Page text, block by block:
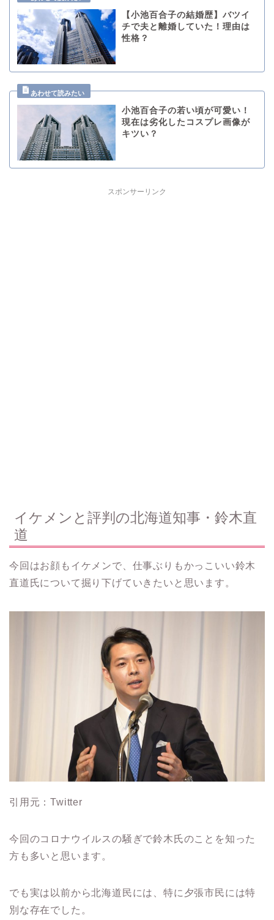
【小池百合子の結婚歴】バツイ
チで夫と離婚していた！理由は
性格？
小池百合子の若い頃が可愛い！
現在は劣化したコスプレ画像が
キツい？
スポンサーリンク
イケメンと評判の北海道知事・鈴木直
道
今回はお顔もイケメンで、仕事ぶりもかっこいい鈴木
直道氏について掘り下げていきたいと思います。
引用元：Twitter
今回のコロナウイルスの騒ぎで鈴木氏のことを知った
方も多いと思います。
でも実は以前から北海道民には、特に夕張市民には特
別な存在でした。